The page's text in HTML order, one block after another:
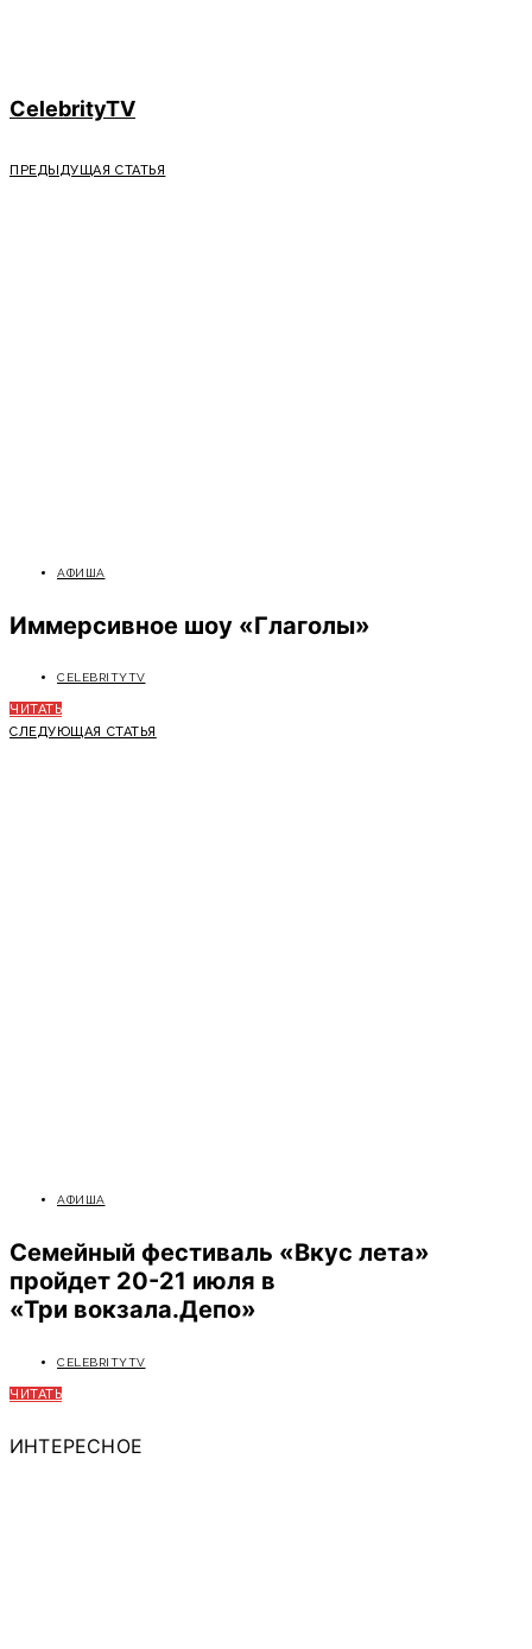
CelebrityTV
ПРЕДЫДУЩАЯ СТАТЬЯ
АФИША
Иммерсивное шоу «Глаголы»
CELEBRITYTV
ЧИТАТЬ
СЛЕДУЮЩАЯ СТАТЬЯ
АФИША
Семейный фестиваль «Вкус лета»
пройдет 20-21 июля в
«Три вокзала.Депо»
CELEBRITYTV
ЧИТАТЬ
ИНТЕРЕСНОЕ